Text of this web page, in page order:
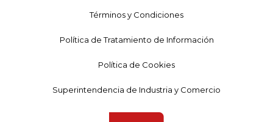
Términos y Condiciones
Política de Tratamiento de Información
Política de Cookies
Superintendencia de Industria y Comercio